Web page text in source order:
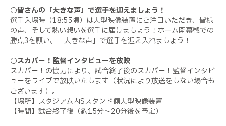
○皆さんの「大きな声」で選手を迎えましょう！
選手入場時（18:55頃）は大型映像装置にご注目いただき、皆様
の声、そして熱い想いを選手に届けましょう！ホーム開幕戦での
勝点3を願い、「大きな声」で選手を迎え入れましょう！
○スカパー！監督インタビューを放映
スカパー！の協力により、試合終了後のスカパー！監督インタビ
ューをライブで放映いたします（状況により放送をしない場合も
ございます）。
【場所】スタジアム内Sスタンド側大型映像装置
【時間】試合終了後（約15分～20分後を予定）